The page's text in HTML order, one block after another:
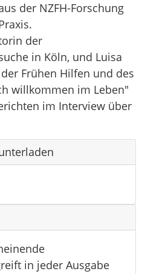
der NZFH-Forschung
der
in Köln, und Luisa
Frühen Hilfen und des
willkommen im Leben"
im Interview über
in jeder Ausgabe